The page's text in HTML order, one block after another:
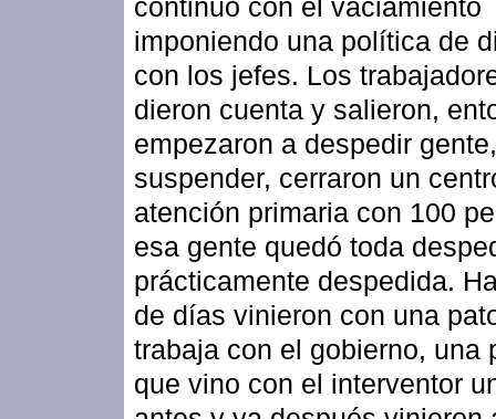
imponiendo una política de
con los jefes. Los
dieron cuenta y salieron,
empezaron a despedir
suspender, cerraron un
atención primaria con 100
esa gente quedó toda
prácticamente despedida.
de días vinieron con una
trabaja con el gobierno, una
que vino con el interventor